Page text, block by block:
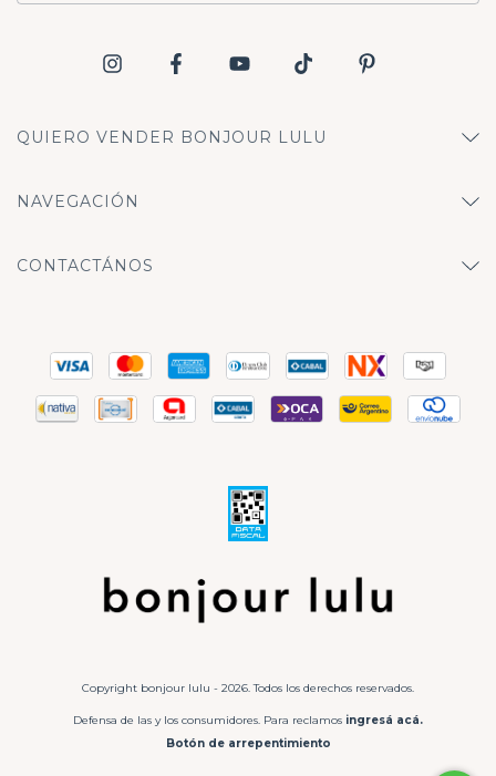
QUIERO VENDER BONJOUR LULU
NAVEGACIÓN
CONTACTÁNOS
Copyright bonjour lulu - 2026. Todos los derechos reservados.
Defensa de las y los consumidores. Para reclamos ingresá acá.
Botón de arrepentimiento